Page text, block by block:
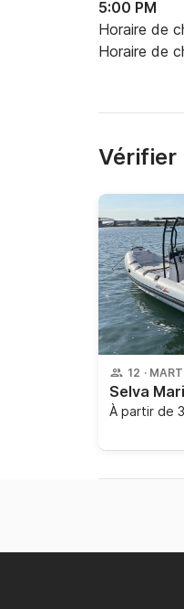
5:00 PM
Horaire de
Horaire de
Vérifier
12 ·
Selva
À partir de